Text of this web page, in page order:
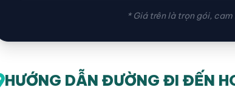
* Giá trên là trọn gói,
HƯỚNG DẪN ĐƯỜNG ĐI ĐẾN